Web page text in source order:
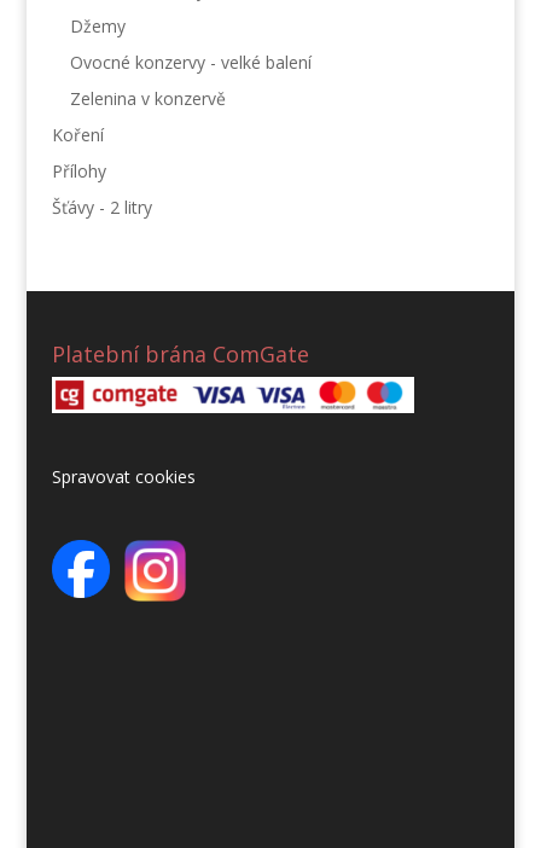
Džemy
Ovocné konzervy - velké balení
Zelenina v konzervě
Koření
Přílohy
Šťávy - 2 litry
Platební brána ComGate
Spravovat cookies